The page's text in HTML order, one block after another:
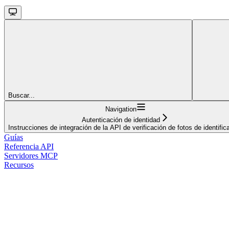
Buscar...
Navigation
Autenticación de identidad
Instrucciones de integración de la API de verificación de fotos de
Guías
Referencia API
Servidores MCP
Recursos